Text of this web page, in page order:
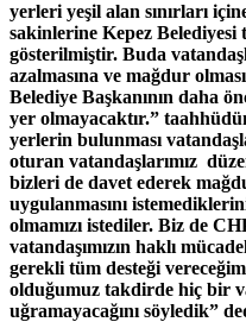
yerleri yeşil alan sınırları
sakinlerine Kepez Belediyesi
gösterilmiştir. Buda
azalmasına ve mağdur
Belediye Başkanının daha
yer olmayacaktır.”
yerlerin bulunması
oturan vatandaşlarımız
bizleri de davet ederek
uygulanmasını
olmamızı istediler. Biz de
vatandaşımızın haklı
gerekli tüm desteği
olduğumuz takdirde hiç bir
uğramayacağını söyledik”